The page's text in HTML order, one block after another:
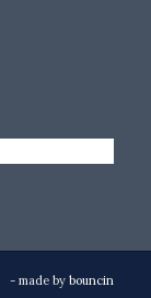
- made bybouncin